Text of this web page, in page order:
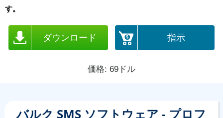
す。
ダウンロード 指示
価格: 69ドル
バルク SMS ソフトウェア - プロフ